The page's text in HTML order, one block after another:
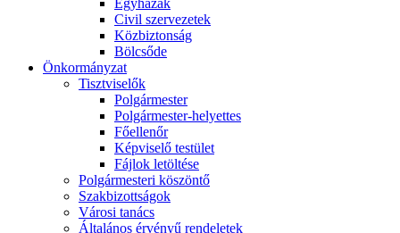
Egyházak
Civil szervezetek
Közbiztonság
Bölcsőde
Önkormányzat
Tisztviselők
Polgármester
Polgármester-helyettes
Főellenőr
Képviselő testület
Fájlok letöltése
Polgármesteri köszöntő
Szakbizottságok
Városi tanács
Általános érvényű rendeletek